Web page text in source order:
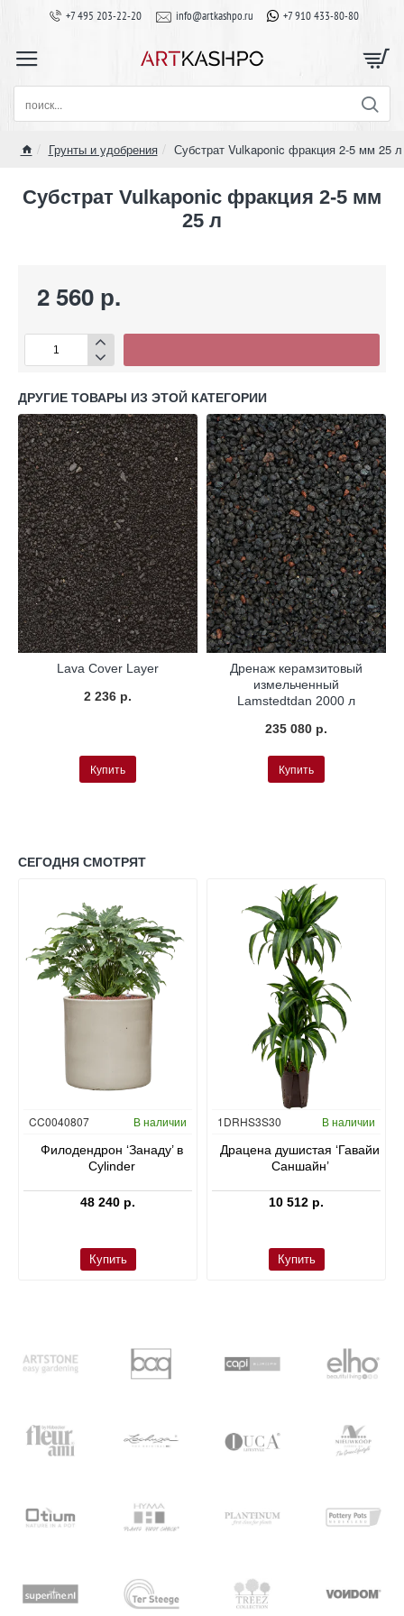
+7 495 203-22-20 info@artkashpo.ru +7 910 433-80-80
поиск...
Грунты и удобрения Субстрат Vulkaponic фракция 2-5 мм 25 л
Субстрат Vulkaponic фракция 2-5 мм
25 л
2 560 р.
ДРУГИЕ ТОВАРЫ ИЗ ЭТОЙ КАТЕГОРИИ
Lava Cover Layer
2 236 р.
Купить
Дренаж керамзитовый
измельченный
Lamstedtdan 2000 л
235 080 р.
Купить
СЕГОДНЯ СМОТРЯТ
CC0040807 В наличии
Филодендрон ‘Занаду’ в
Cylinder
48 240 р.
Купить
Гидропоника
1DRHS3S30 В наличии
Драцена душистая ‘Гавайи
Саншайн’
10 512 р.
Купить